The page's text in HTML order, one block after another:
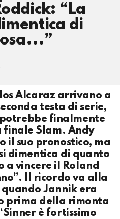
“La
di
Alcaraz arrivano a
testa di serie,
finalmente
finale Slam. Andy
il suo pronostico, ma
dimentica di quanto
a vincere il Roland
Il ricordo va alla
Jannik era
prima della rimonta
è fortissimo